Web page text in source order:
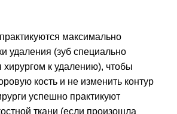
максимально
удаления (зуб специально
хирургом к удалению), чтобы
кость и не изменить контур
успешно практикуют
ткани (если произошла